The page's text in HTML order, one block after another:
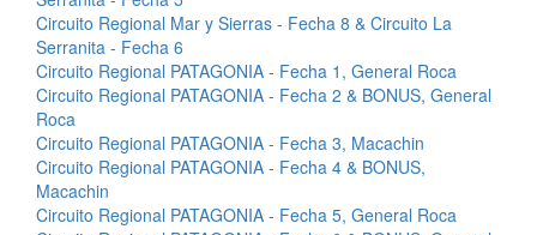
Circuito Regional Mar y Sierras - Fecha 8 & Circuito La
Serranita - Fecha 6
Circuito Regional PATAGONIA - Fecha 1, General Roca
Circuito Regional PATAGONIA - Fecha 2 & BONUS, General
Roca
Circuito Regional PATAGONIA - Fecha 3, Macachin
Circuito Regional PATAGONIA - Fecha 4 & BONUS,
Macachin
Circuito Regional PATAGONIA - Fecha 5, General Roca